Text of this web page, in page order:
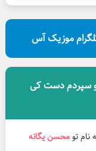
موزیک آس
و سپردم دست کی
نام تومحسن یگانه